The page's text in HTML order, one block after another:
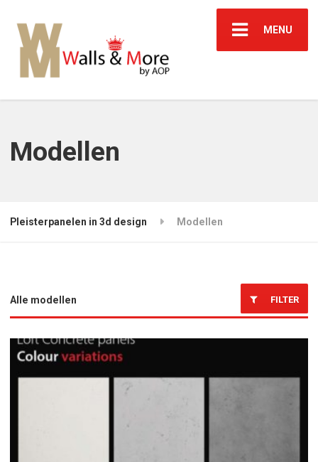
MENU
Modellen
Pleisterpanelen in 3d design Modellen
FILTER
Alle modellen
Vlakke panelen
Model 01